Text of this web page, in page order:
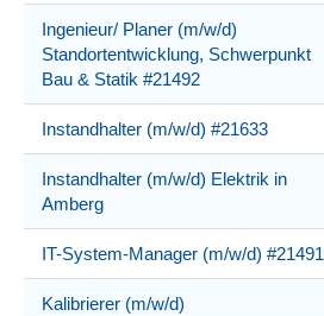
Ingenieur/ Planer (m/w/d)
Standortentwicklung, Schwerpunkt
Bau & Statik #21492
Instandhalter (m/w/d) #21633
Instandhalter (m/w/d) Elektrik in
Amberg
IT-System-Manager (m/w/d) #21491
Kalibrierer (m/w/d)